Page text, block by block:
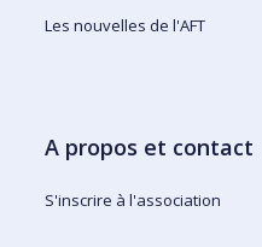
Les nouvelles de l'AFT
A propos et contact
S'inscrire à l'association